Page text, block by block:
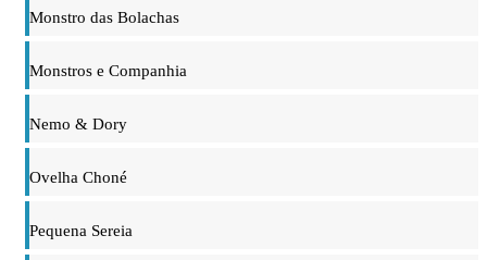
Monstro das Bolachas
Monstros e Companhia
Nemo & Dory
Ovelha Choné
Pequena Sereia